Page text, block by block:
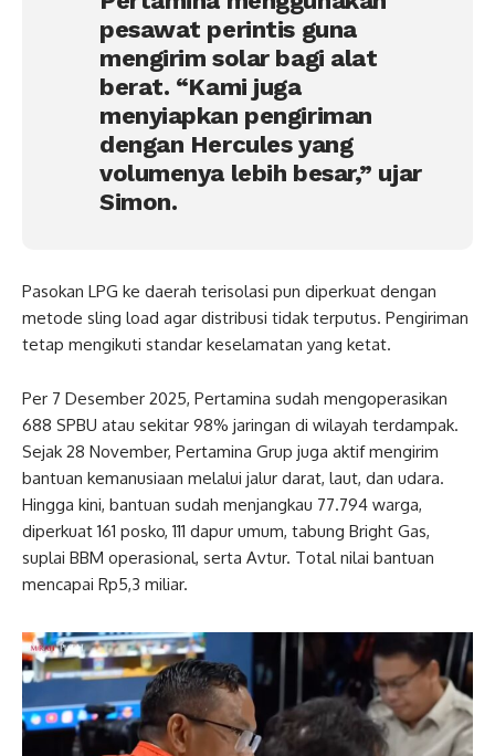
pesawat perintis guna
mengirim solar bagi alat
berat. “Kami juga
menyiapkan pengiriman
dengan Hercules yang
volumenya lebih besar,” ujar
Simon.
Pasokan LPG ke daerah terisolasi pun diperkuat dengan
metode sling load agar distribusi tidak terputus. Pengiriman
tetap mengikuti standar keselamatan yang ketat.
Per 7 Desember 2025, Pertamina sudah mengoperasikan
688 SPBU atau sekitar 98% jaringan di wilayah terdampak.
Sejak 28 November, Pertamina Grup juga aktif mengirim
bantuan kemanusiaan melalui jalur darat, laut, dan udara.
Hingga kini, bantuan sudah menjangkau 77.794 warga,
diperkuat 161 posko, 111 dapur umum, tabung Bright Gas,
suplai BBM operasional, serta Avtur. Total nilai bantuan
mencapai Rp5,3 miliar.